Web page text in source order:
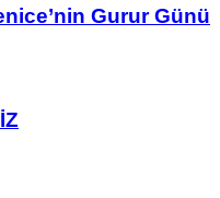
Gurur Günü